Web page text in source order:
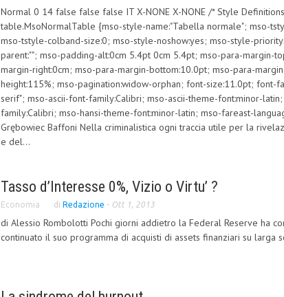
Normal 0 14 false false false IT X-NONE X-NONE /* Style
table.MsoNormalTable {mso-style-name:"Tabella normale"; mso-
mso-tstyle-colband-size:0; mso-style-noshow:yes; mso-style-
parent:""; mso-padding-alt:0cm 5.4pt 0cm 5.4pt; mso-para-margin-
margin-right:0cm; mso-para-margin-bottom:10.0pt; mso-para-
height:115%; mso-pagination:widow-orphan; font-size:11.0pt; font-
serif"; mso-ascii-font-family:Calibri; mso-ascii-theme-font:minor-
family:Calibri; mso-hansi-theme-font:minor-latin; mso-fareast-
Grębowiec Baffoni Nella criminalistica ogni traccia utile per la
e del...
Tasso d’Interesse 0%, Vizio o Virtu’ ?
Economia di Redazione - Ott 1, 2013
di Alessio Rombolotti Pochi giorni addietro la Federal Reserve ha
continuato il suo programma di acquisti di assets finanziari su larga